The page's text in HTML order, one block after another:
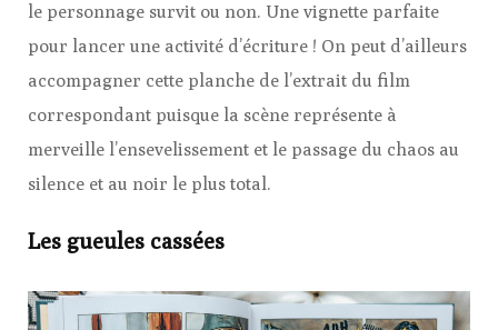
le personnage survit ou non. Une vignette parfaite
pour lancer une activité d’écriture ! On peut d’ailleurs
accompagner cette planche de l’extrait du film
correspondant puisque la scène représente à
merveille l’ensevelissement et le passage du chaos au
silence et au noir le plus total.
Les gueules cassées